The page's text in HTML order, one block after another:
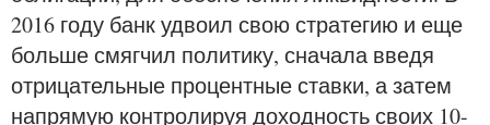
2016 году банк удвоил свою стратегию и еще
больше смягчил политику, сначала введя
отрицательные процентные ставки, а затем
напрямую контролируя доходность своих 10-